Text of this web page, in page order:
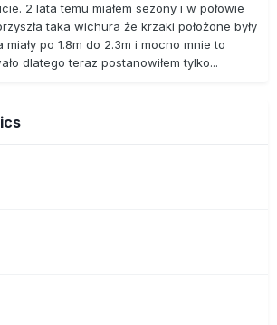
2 lata temu miałem sezony i w połowie
taka wichura że krzaki położone były
miały po 1.8m do 2.3m i mocno mnie to
dlatego teraz postanowiłem tylko...